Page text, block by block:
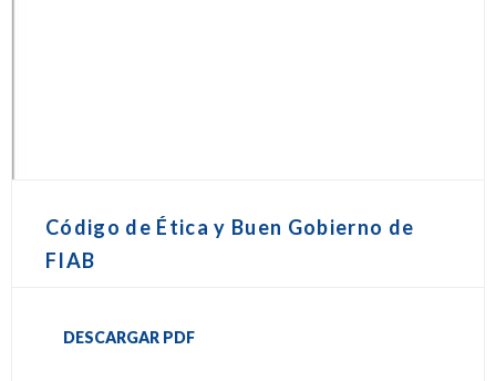
Código de Ética y Buen Gobierno de
FIAB
DESCARGAR PDF